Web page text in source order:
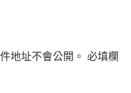
地址不會公開。 必填欄